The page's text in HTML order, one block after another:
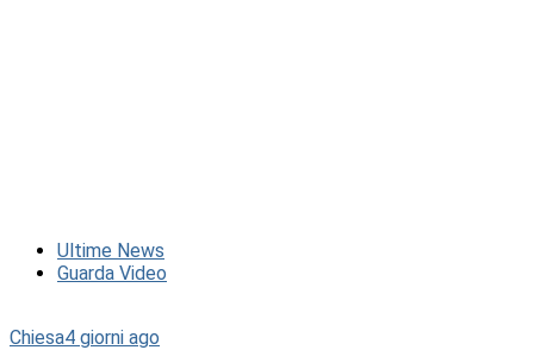
Ultime News
Guarda Video
Chiesa4 giorni ago